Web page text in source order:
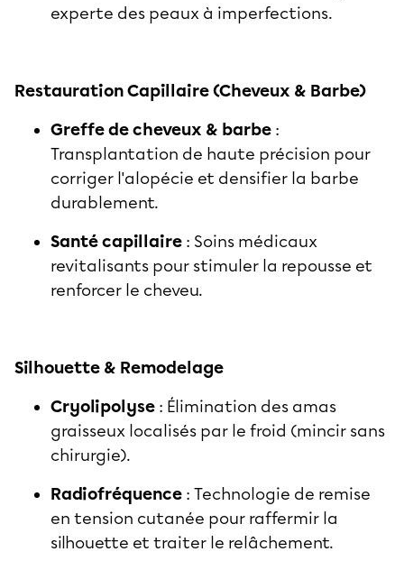
experte des peaux à imperfections.
Restauration Capillaire (Cheveux & Barbe)
Greffe de cheveux & barbe :
Transplantation de haute précision pour
corriger l'alopécie et densifier la barbe
durablement.
Santé capillaire : Soins médicaux
revitalisants pour stimuler la repousse et
renforcer le cheveu.
Silhouette & Remodelage
Cryolipolyse : Élimination des amas
graisseux localisés par le froid (mincir sans
chirurgie).
Radiofréquence : Technologie de remise
en tension cutanée pour raffermir la
silhouette et traiter le relâchement.